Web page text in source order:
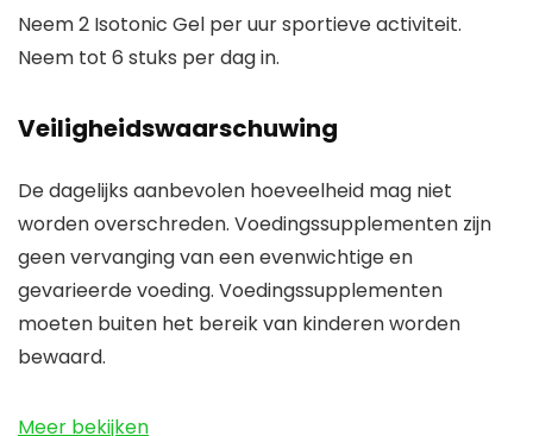
Neem 2 Isotonic Gel per uur sportieve activiteit.
Neem tot 6 stuks per dag in.
Veiligheidswaarschuwing
De dagelijks aanbevolen hoeveelheid mag niet
worden overschreden. Voedingssupplementen zijn
geen vervanging van een evenwichtige en
gevarieerde voeding. Voedingssupplementen
moeten buiten het bereik van kinderen worden
bewaard.
Meer bekijken